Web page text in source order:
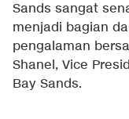
Sands sangat
menjadi bagian
pengalaman
Shanel, Vice
Bay Sands.